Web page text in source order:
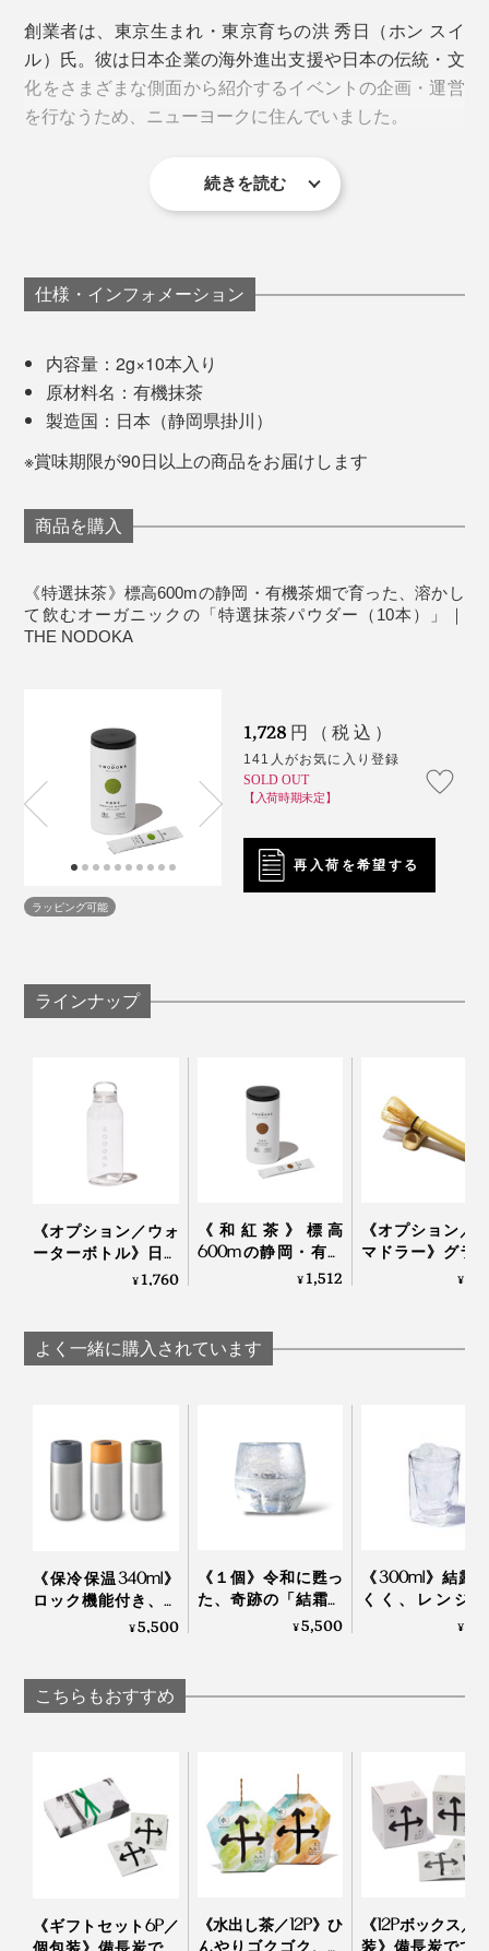
育てられているのかがわかります。
これが一番簡単で、すぐに溶けてくれます。そのまま飲
飲みたい分だけグラスに注いで、急須のようにも使えま
マグカップや湯呑み、グラスの中でお茶をつくるなら、
はじめは少しの水またはお湯で日本茶パウダーをよく混
ぜて溶かしてあげると、ダマになりにくいです。
別売りの「茶筅マドラー」なら軸（柄）が長いから、グ
ラスやマグカップで抹茶をたてるようにしっかり混ぜら
淹れ方にもよりますが、抹茶はコーヒーよりもカフェイ
ン量が多いので、朝の目覚めの一杯として、 仕事に集
中したい時におすすめです。
カフェイン：★★★
写真は旧パッケージです
まずは、特選抹茶そのままのうまみと香りを堪能してい
ただきたいですが、抹茶ラテといった贅沢アレンジもぜ
あらかじめ少量のお湯や水で「濃縮液」をつくってから
（お好みで）をよく混ぜてから、スチームミルクを注い
でください。
アイスなら、60mlの水と抹茶パウダー1包をよく混ぜて
溶き、シロップ（お好みで）と氷を入れた牛乳に注げば
OK。ミルクで割っても、抹茶の香りが引き立っておい
しい。
お酒好きの方へおすすめしたいアレンジが、抹茶モヒー
抹茶は柑橘系や炭酸との相性もよく、茶の香り立つ、ユ
ニークなモヒートやビールが楽しめます。どちらもあら
かじめ少量の水で溶いた「濃縮抹茶液」を後から注いで
ください。
天ぷらの日は、ぜひ抹茶塩をお試しください。特に、白
創業者は、東京生まれ・東京育ちの洪 秀日（ホン スイ
ル）氏。彼は日本企業の海外進出支援や日本の伝統・文
化をさまざまな側面から紹介するイベントの企画・運営
を行なうため、ニューヨークに住んでいました。
写真は『NODOKA』創業者の洪 秀日氏
み、洪氏は驚きました。
日本で慣れ親しんだ日本茶とは、まったく異なる味。調
べてみると、海外で購入可能な“日本茶”のほとんどが日
本産ではなかったのです。
カレーやパスタなど、食文化は自由にローカライズされ
るものだけど、日本の茶葉を使わない“日本茶”というの
は、なんだかもどかしい。
おまけに海外では、日本茶がスーパーフードとして注目
を集めていたのです。
り、“ホンモノの日本茶”を探す旅をはじめました。
抹茶用の茶葉は、茶畑を遮光して栽培
そこでわかったのは、生産者数の激的な減少や高齢化と
いった、日本茶業界が危機的な状況に直面しているとい
続きを読む
仕様・インフォメーション
内容量：2g×10本入り
原材料名：有機抹茶
製造国：日本（静岡県掛川）
※賞味期限が90日以上の商品をお届けします
商品を購入
《特選抹茶》標高600mの静岡・有機茶畑で育った、溶かし
て飲むオーガニックの「特選抹茶パウダー（10本）」｜
THE NODOKA
ラッピング可能
1,728 円（税込）
141人がお気に入り登録
SOLD OUT
【入荷時期未定】
再入荷を希望する
ラインナップ
《オプション／ウォ
ーターボトル》日本
茶パウダーと水を入
度の
「NODOKA×KINTO
¥1,760
《和紅茶》標高
600mの静岡・有機
茶畑で育った、溶か
（10本入り）」｜
THE NODOKA
¥1,512
《オプション／
マドラー》グラ
マグカップで、
¥
よく一緒に購入されています
《保冷保温340ml》
ロック機能付き、直
飲みタイプの「ステ
¥5,500
《１個》令和に甦っ
た、奇跡の「結霜グ
ラス」｜結霜月華
¥5,500
《300ml》結露
くく、レンジ
OK、見る角度で
¥
こちらもおすすめ
《ギフトセット6P／
《水出し茶／12P》ひ
んやりゴクゴク、備
《12Pボックス／
装》備長炭でて